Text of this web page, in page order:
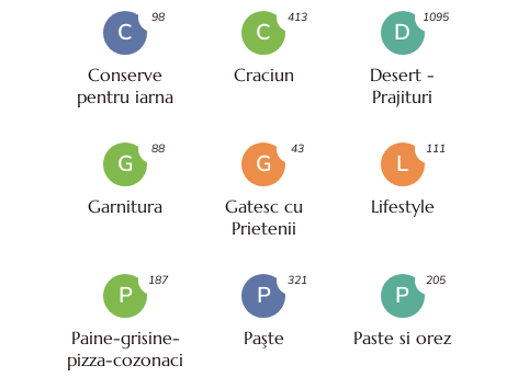
C
Conserve
pentru iarna
98
C
Craciun
413
D
Desert -
Prajituri
1095
G
Garnitura
88
G
Gatesc cu
Prietenii
43
L
Lifestyle
111
P
Paine-grisine-
pizza-cozonaci
187
P
Paşte
321
P
Paste si orez
205